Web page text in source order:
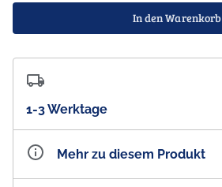
In den Warenkorb
1-3 Werktage
Mehr zu diesem Produkt